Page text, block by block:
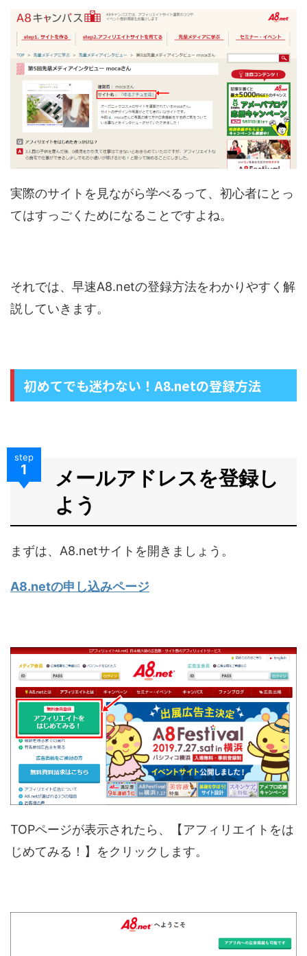
実際のサイトを見ながら学べるって、初心者にとっ
てはすっごくためになることですよね。
それでは、早速A8.netの登録方法をわかりやすく解
説していきます。
初めてでも迷わない！A8.netの登録方法
step
1
メールアドレスを登録し
よう
まずは、A8.netサイトを開きましょう。
A8.netの申し込みページ
TOPページが表示されたら、【アフィリエイトをは
じめてみる！】をクリックします。